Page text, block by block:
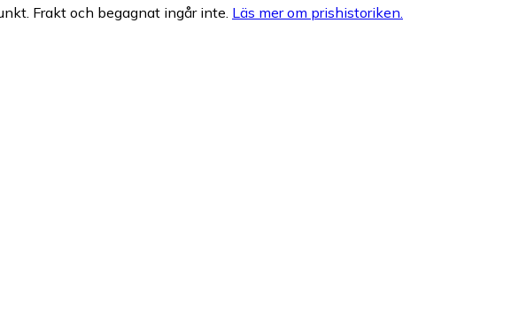
Frakt och begagnat ingår inte. Läs mer om prishistoriken.